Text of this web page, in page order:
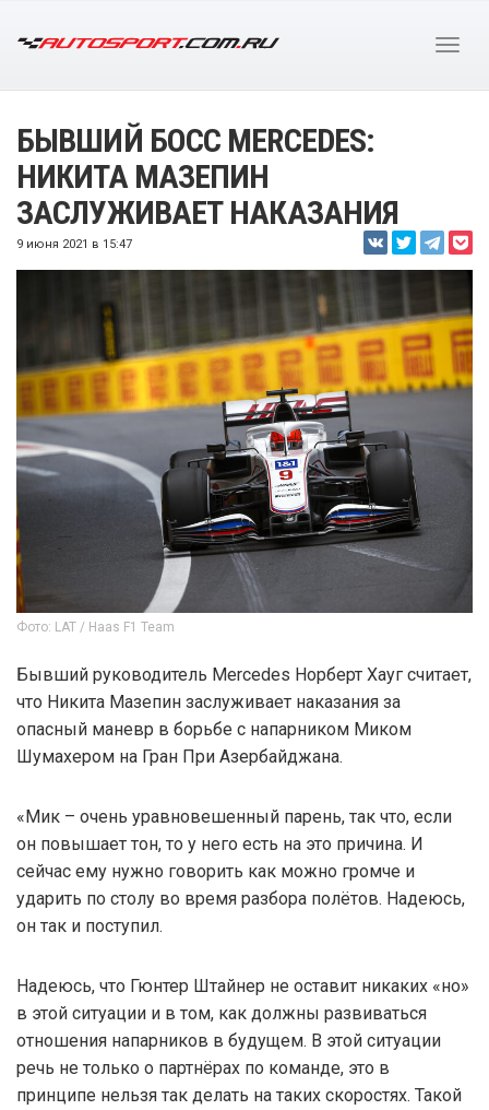
БЫВШИЙ БОСС MERCEDES:
НИКИТА МАЗЕПИН
ЗАСЛУЖИВАЕТ НАКАЗАНИЯ
9 июня 2021 в 15:47
Фото: LAT / Haas F1 Team
Бывший руководитель Mercedes Норберт Хауг считает,
что Никита Мазепин заслуживает наказания за
опасный маневр в борьбе с напарником Миком
Шумахером на Гран При Азербайджана.
«Мик – очень уравновешенный парень, так что, если
он повышает тон, то у него есть на это причина. И
сейчас ему нужно говорить как можно громче и
ударить по столу во время разбора полётов. Надеюсь,
он так и поступил.
Надеюсь, что Гюнтер Штайнер не оставит никаких «но»
в этой ситуации и в том, как должны развиваться
отношения напарников в будущем. В этой ситуации
речь не только о партнёрах по команде, это в
принципе нельзя так делать на таких скоростях. Такой